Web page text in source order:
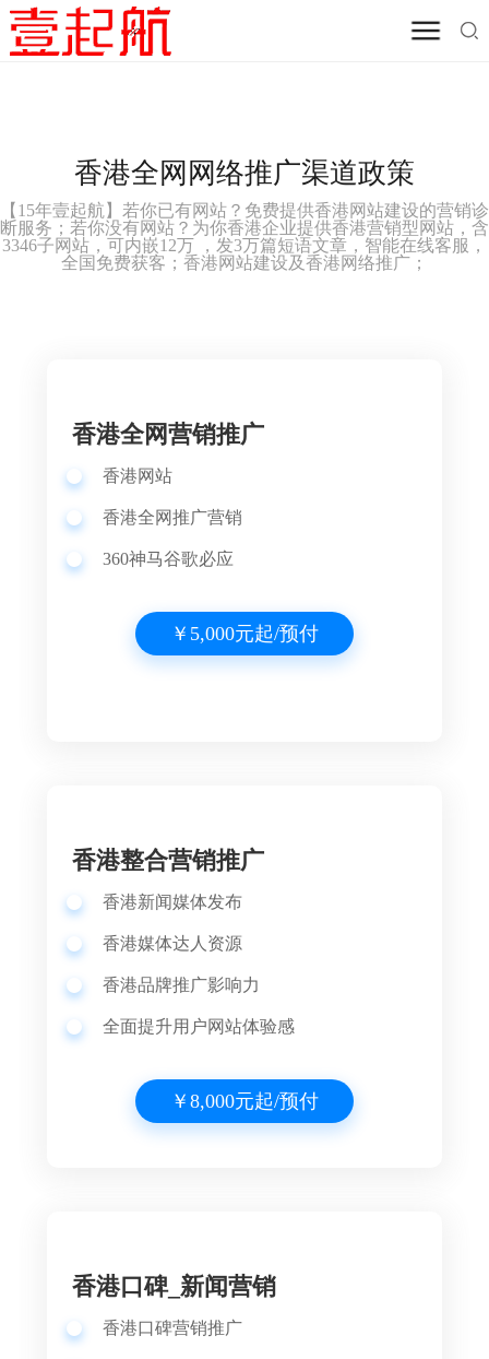
香港全网网络推广渠道政策
【 15年壹起航】 若你已有网站？免费提供香港网站建设的营销诊
断服务；若你没有网站？为你香港企业提供香港营销型网站，含
3346子网站，可内嵌12万 ，发3万篇短语文章，智能在线客服，
全国免费获客； 香港网站建设及香港网络推广；
香港全网营销推广
香港网站
香港全网推广营销
360神马谷歌必应
￥5,000元起/预付
香港整合营销推广
香港新闻媒体发布
香港媒体达人资源
香港品牌推广影响力
全面提升用户网站体验感
￥8,000元起/预付
香港口碑_新闻营销
香港口碑营销推广